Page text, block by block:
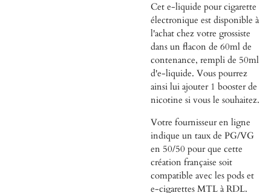
Cet e-liquide pour cigarette
électronique est disponible à
l'achat chez votre grossiste
dans un flacon de 60ml de
contenance, rempli de 50ml
d'e-liquide. Vous pourrez
ainsi lui ajouter 1 booster de
nicotine si vous le souhaitez.
Votre fournisseur en ligne
indique un taux de PG/VG
en 50/50 pour que cette
création française soit
compatible avec les pods et
e-cigarettes MTL à RDL.